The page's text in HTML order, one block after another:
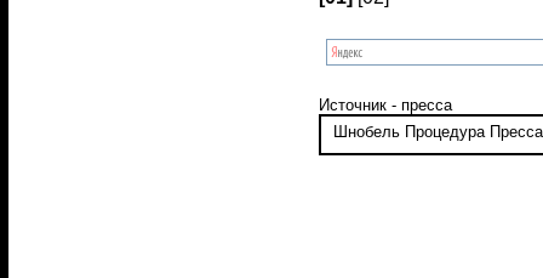
Источник - пресса
Шнобель Процедура Пресса